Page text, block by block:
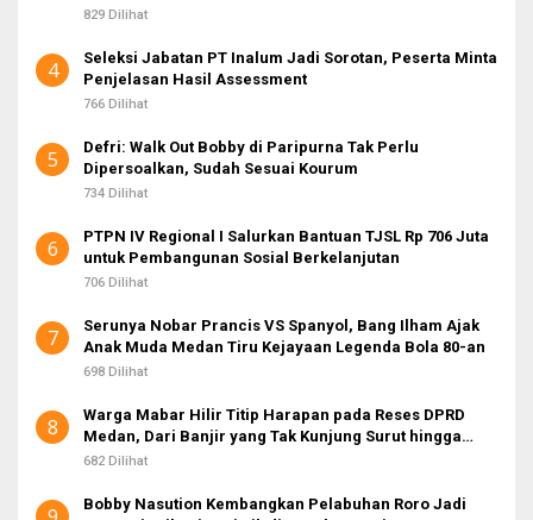
829 Dilihat
4
Seleksi Jabatan PT Inalum Jadi Sorotan, Peserta Minta
Penjelasan Hasil Assessment
766 Dilihat
5
Defri: Walk Out Bobby di Paripurna Tak Perlu
Dipersoalkan, Sudah Sesuai Kourum
734 Dilihat
6
PTPN IV Regional I Salurkan Bantuan TJSL Rp 706 Juta
untuk Pembangunan Sosial Berkelanjutan
706 Dilihat
7
Serunya Nobar Prancis VS Spanyol, Bang Ilham Ajak
Anak Muda Medan Tiru Kejayaan Legenda Bola 80-an
698 Dilihat
8
Warga Mabar Hilir Titip Harapan pada Reses DPRD
Medan, Dari Banjir yang Tak Kunjung Surut hingga
Layanan IKD
682 Dilihat
Bobby Nasution Kembangkan Pelabuhan Roro Jadi